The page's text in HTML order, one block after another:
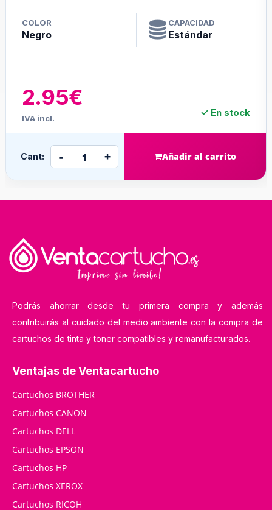
COLOR
Negro
CAPACIDAD
Estándar
2.95€
IVA incl. ✓ En stock
Cant: - + Añadir al carrito
Podrás ahorrar desde tu primera compra y además
contribuirás al cuidado del medio ambiente con la compra de
cartuchos de tinta y toner compatibles y remanufacturados.
Ventajas de Ventacartucho
Cartuchos BROTHER
Cartuchos CANON
Cartuchos DELL
Cartuchos EPSON
Cartuchos HP
Cartuchos XEROX
Cartuchos RICOH